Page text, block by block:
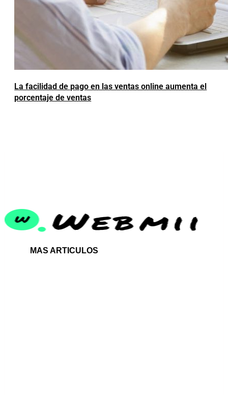
La facilidad de pago en las ventas online aumenta el
porcentaje de ventas
MAS ARTICULOS